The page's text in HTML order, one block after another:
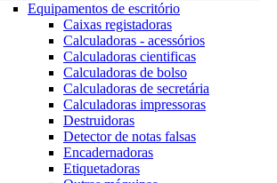
Equipamentos de escritório
Caixas registadoras
Calculadoras - acessórios
Calculadoras cientificas
Calculadoras de bolso
Calculadoras de secretária
Calculadoras impressoras
Destruidoras
Detector de notas falsas
Encadernadoras
Etiquetadoras